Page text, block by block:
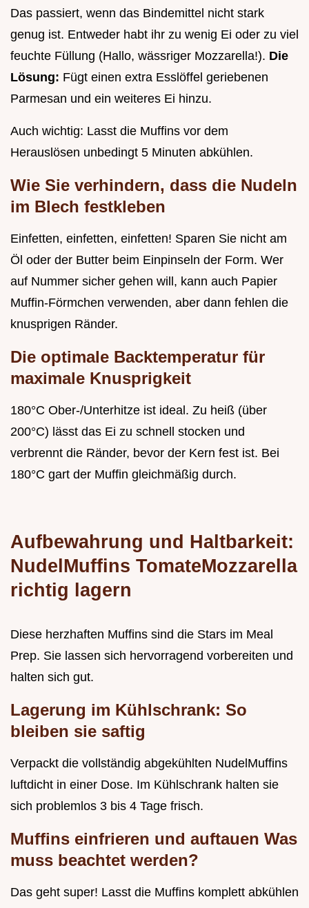
Das passiert, wenn das Bindemittel nicht stark
genug ist. Entweder habt ihr zu wenig Ei oder zu viel
feuchte Füllung (Hallo, wässriger Mozzarella!). Die
Lösung: Fügt einen extra Esslöffel geriebenen
Parmesan und ein weiteres Ei hinzu.
Auch wichtig: Lasst die Muffins vor dem
Herauslösen unbedingt 5 Minuten abkühlen.
Wie Sie verhindern, dass die Nudeln
im Blech festkleben
Einfetten, einfetten, einfetten! Sparen Sie nicht am
Öl oder der Butter beim Einpinseln der Form. Wer
auf Nummer sicher gehen will, kann auch Papier
Muffin-Förmchen verwenden, aber dann fehlen die
knusprigen Ränder.
Die optimale Backtemperatur für
maximale Knusprigkeit
180°C Ober-/Unterhitze ist ideal. Zu heiß (über
200°C) lässt das Ei zu schnell stocken und
verbrennt die Ränder, bevor der Kern fest ist. Bei
180°C gart der Muffin gleichmäßig durch.
Aufbewahrung und Haltbarkeit:
NudelMuffins TomateMozzarella
richtig lagern
Diese herzhaften Muffins sind die Stars im Meal
Prep. Sie lassen sich hervorragend vorbereiten und
halten sich gut.
Lagerung im Kühlschrank: So
bleiben sie saftig
Verpackt die vollständig abgekühlten NudelMuffins
luftdicht in einer Dose. Im Kühlschrank halten sie
sich problemlos 3 bis 4 Tage frisch.
Muffins einfrieren und auftauen Was
muss beachtet werden?
Das geht super! Lasst die Muffins komplett abkühlen